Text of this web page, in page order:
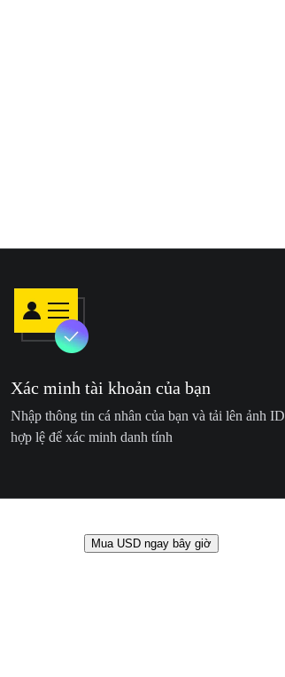
Xác minh tài khoản của bạn
Nhập thông tin cá nhân của bạn và tải lên ảnh ID
hợp lệ để xác minh danh tính
Mua USD ngay bây giờ